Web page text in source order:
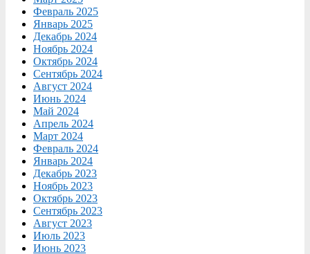
Февраль 2025
Январь 2025
Декабрь 2024
Ноябрь 2024
Октябрь 2024
Сентябрь 2024
Август 2024
Июнь 2024
Май 2024
Апрель 2024
Март 2024
Февраль 2024
Январь 2024
Декабрь 2023
Ноябрь 2023
Октябрь 2023
Сентябрь 2023
Август 2023
Июль 2023
Июнь 2023